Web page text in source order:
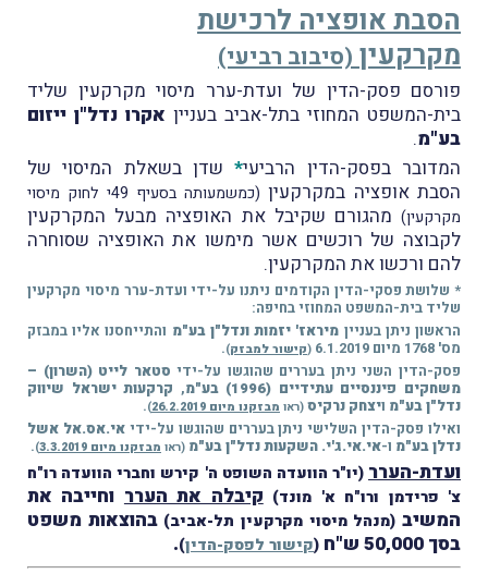
הסבת אופציה לרכישת
מקרקעין(סיבוב רביעי)
פורסם פסק-הדין של ועדת-ערר מיסוי מקרקעין שליד
בית-המשפט המחוזי בתל-אביב בעניין אקרו נדל"ן ייזום
בע"מ.
המדובר בפסק-הדין הרביעי*שדן בשאלת המיסוי של
הסבת אופציה במקרקעין
(כמשמעותה בסעיף 49י לחוק מיסוי
מקרקעין) מהגורם שקיבל את האופציה מבעל המקרקעין
לקבוצה של רוכשים אשר מימשו את האופציה שסוחרה
להם ורכשו את המקרקעין.
* שלושת פסקי-הדין הקודמים ניתנו על-ידי ועדת-ערר מיסוי מקרקעין
שליד בית-המשפט המחוזי בחיפה:
הראשון ניתן בעניין מיראז' יזמות ונדל"ן בע"מ והתייחסנו אליו במבזק
מס' 1768 מיום 6.1.2019
(קישור למבזק)
.
פסק-הדין השני ניתן בעררים שהוגשו על-ידי סטאר לייט (השרון) –
משחקים פיננסיים עתידיים (1996) בע"מ
, קרקעות ישראל שיווק
נדל"ן בע"מ ויצחק נרקיס(ראומבזקנו מיום 26.2.2019 )
.
ואילו פסק-הדין השלישי ניתן בעררים שהוגשו על-ידיאי.אס.אל אשל
נדלן בע"מ ו-אי.אי.ג'י. השקעות נדל"ן בע"מ (ראומבזקנו מיום 3.3.2019 )
.
ועדת-הערר(יו"ר הוועדה השופט ה' קירש וחברי הוועדה רו"ח
צ' פרידמן ורו"ח א' מונד) קיבלה את העררוחייבה את
המשיב (מנהל מיסוי מקרקעין תל-אביב) בהוצאות משפט
בסך 50,000 ש"ח
(קישור לפסק-הדין)
.